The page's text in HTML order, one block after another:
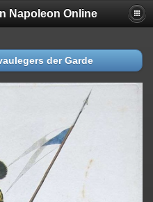
Napoleon Online
der Garde